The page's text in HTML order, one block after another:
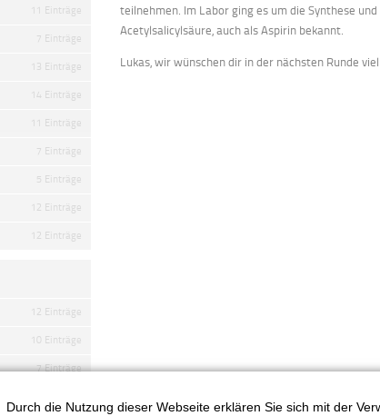
teilnehmen. Im Labor ging es um die Synthese
Acetylsalicylsäure, auch als Aspirin bekannt.
Lukas, wir wünschen dir in der nächsten Runde
11 Einträge
7 Einträge
13 Einträge
14 Einträge
11 Einträge
7 Einträge
5 Einträge
12 Einträge
12 Einträge
12 Einträge
10 Einträge
7 Einträge
Durch die Nutzung dieser Webseite erklären Sie sich mit der